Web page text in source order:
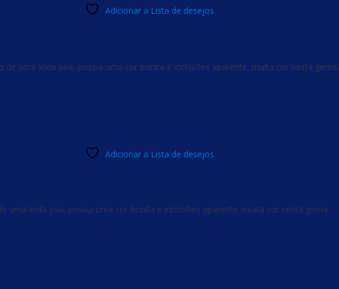
Adicionar a Lista de desejos
de uma linda joia, possui uma cor bonita e inclusões aparente, muita cor nesta gema.
Adicionar a Lista de desejos
uma linda joia, possui uma cor bonita e inclusões aparente, muita cor nesta gema.